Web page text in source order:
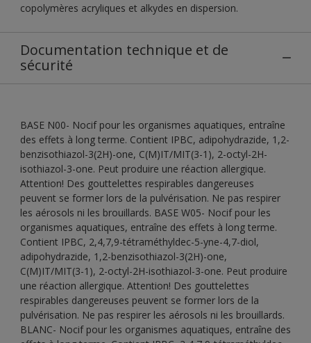
copolymères acryliques et alkydes en dispersion.
Documentation technique et de
sécurité
BASE N00- Nocif pour les organismes aquatiques, entraîne
des effets à long terme. Contient IPBC, adipohydrazide, 1,2-
benzisothiazol-3(2H)-one, C(M)IT/MIT(3-1), 2-octyl-2H-
isothiazol-3-one. Peut produire une réaction allergique.
Attention! Des gouttelettes respirables dangereuses
peuvent se former lors de la pulvérisation. Ne pas respirer
les aérosols ni les brouillards. BASE W05- Nocif pour les
organismes aquatiques, entraîne des effets à long terme.
Contient IPBC, 2,4,7,9-tétraméthyldec-5-yne-4,7-diol,
adipohydrazide, 1,2-benzisothiazol-3(2H)-one,
C(M)IT/MIT(3-1), 2-octyl-2H-isothiazol-3-one. Peut produire
une réaction allergique. Attention! Des gouttelettes
respirables dangereuses peuvent se former lors de la
pulvérisation. Ne pas respirer les aérosols ni les brouillards.
BLANC- Nocif pour les organismes aquatiques, entraîne des